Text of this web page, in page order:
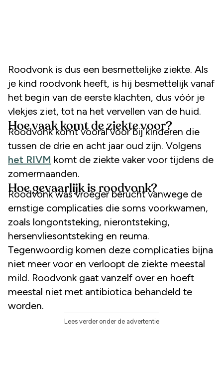
Roodvonk is dus een besmettelijke ziekte. Als
je kind roodvonk heeft, is hij besmettelijk vanaf
het begin van de eerste klachten, dus vóór je
vlekjes ziet, tot na het vervellen van de huid.
Hoe vaak komt de ziekte voor?
Roodvonk komt vooral voor bij kinderen die
tussen de drie en acht jaar oud zijn. Volgens
het RIVM komt de ziekte vaker voor tijdens de
zomermaanden.
Hoe gevaarlijk is roodvonk?
Roodvonk was vroeger berucht vanwege de
ernstige complicaties die soms voorkwamen,
zoals longontsteking, nierontsteking,
hersenvliesontsteking en reuma.
Tegenwoordig komen deze complicaties bijna
niet meer voor en verloopt de ziekte meestal
mild. Roodvonk gaat vanzelf over en hoeft
meestal niet met antibiotica behandeld te
worden.
Lees verder onder de advertentie